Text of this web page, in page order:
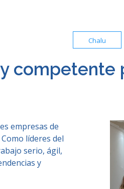
Chalu
competente
empresas de
líderes del
serio, ágil,
y